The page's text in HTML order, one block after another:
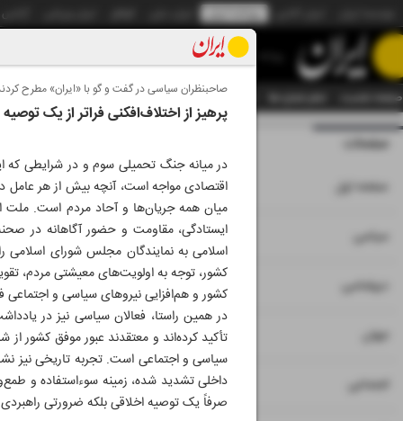
صفحه نخست تمام ویژه نامه ها آرشیو سازمان آگهی‌ها دستیار
صاحبنظران سیاسی در گفت و گو با «ایران» مطرح
پرهیز از اختلاف‌افکنی فراتر از یک
در میانه جنگ تحمیلی سوم و در شرایطی که
اقتصادی مواجه است، آنچه بیش از هر
میان همه جریان‌ها و آحاد مردم است. ملت
ایستادگی، مقاومت و حضور آگاهانه در
اسلامی به نمایندگان مجلس شورای اسلامی
کشور، توجه به اولویت‌های معیشتی مردم،
کشور و هم‌افزایی نیروهای سیاسی و اجتماعی
در همین راستا، فعالان سیاسی نیز در
تأکید کرده‌اند و معتقدند عبور موفق کشور
سیاسی و اجتماعی است. تجربه تاریخی نیز
داخلی تشدید شده، زمینه سوءاستفاده و
صرفاً یک توصیه اخلاقی بلکه ضرورتی
صفحات
صفحه اول ۱
سیاسی ۲ ۳
دیپلماسی ۴
جهان ۵
اجتماعی ۶